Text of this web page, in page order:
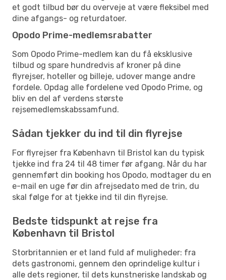
et godt tilbud bør du overveje at være fleksibel med
dine afgangs- og returdatoer.
Opodo Prime-medlemsrabatter
Som Opodo Prime-medlem kan du få eksklusive
tilbud og spare hundredvis af kroner på dine
flyrejser, hoteller og billeje, udover mange andre
fordele. Opdag alle fordelene ved Opodo Prime, og
bliv en del af verdens største
rejsemedlemskabssamfund.
Sådan tjekker du ind til din flyrejse
For flyrejser fra København til Bristol kan du typisk
tjekke ind fra 24 til 48 timer før afgang. Når du har
gennemført din booking hos Opodo, modtager du en
e-mail en uge før din afrejsedato med de trin, du
skal følge for at tjekke ind til din flyrejse.
Bedste tidspunkt at rejse fra
København til Bristol
Storbritannien er et land fuld af muligheder: fra
dets gastronomi, gennem den oprindelige kultur i
alle dets regioner, til dets kunstneriske landskab og